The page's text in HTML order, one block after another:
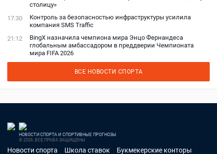
столицу»
17:30
Контроль за безопасностью инфраструктуры усилила
компания SMS Traffic
21:12
BingX назначила чемпиона мира Энцо Фернандеса
глобальным амбассадором в преддверии Чемпионата
мира FIFA 2026
ВСЕ НОВОСТИ СПОРТА
НОВОСТИ СПОРТА И СПОРТИВНЫЕ ПРОГНОЗЫ
© 2026. ВСЕ ПРАВА ЗАЩИЩЕНЫ
Новости спорта Школа ставок Букмекерские конторы